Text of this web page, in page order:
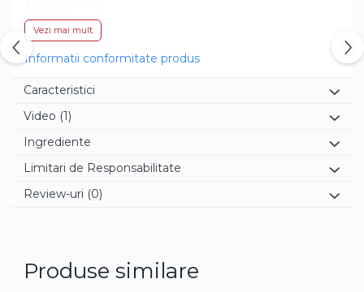
Cofetarie:
Joypaste: 40g
Vezi mai mult
Informatii conformitate produs
Caracteristici
Video (1)
Ingrediente
Limitari de Responsabilitate
Review-uri (0)
Produse similare